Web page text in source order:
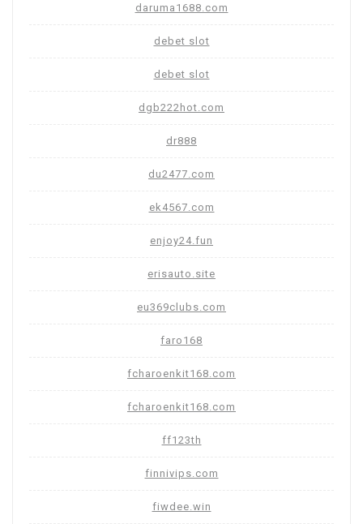
daruma1688.com
debet slot
debet slot
dgb222hot.com
dr888
du2477.com
ek4567.com
enjoy24.fun
erisauto.site
eu369clubs.com
faro168
fcharoenkit168.com
fcharoenkit168.com
ff123th
finnivips.com
fiwdee.win